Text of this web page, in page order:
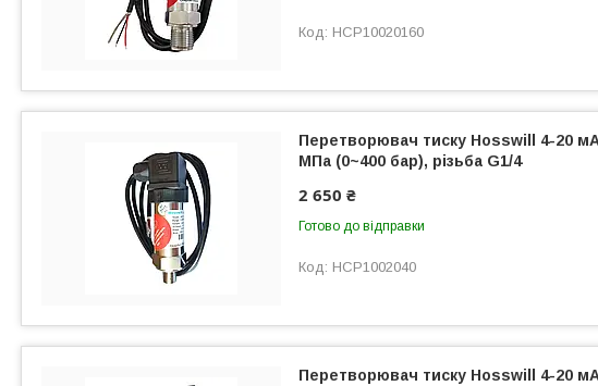
HCP10020160
Перетворювач тиску Hosswill 4-20
МПа (0~400 бар), різьба G1/4
2 650 ₴
Готово до відправки
HCP1002040
Перетворювач тиску Hosswill 4-20